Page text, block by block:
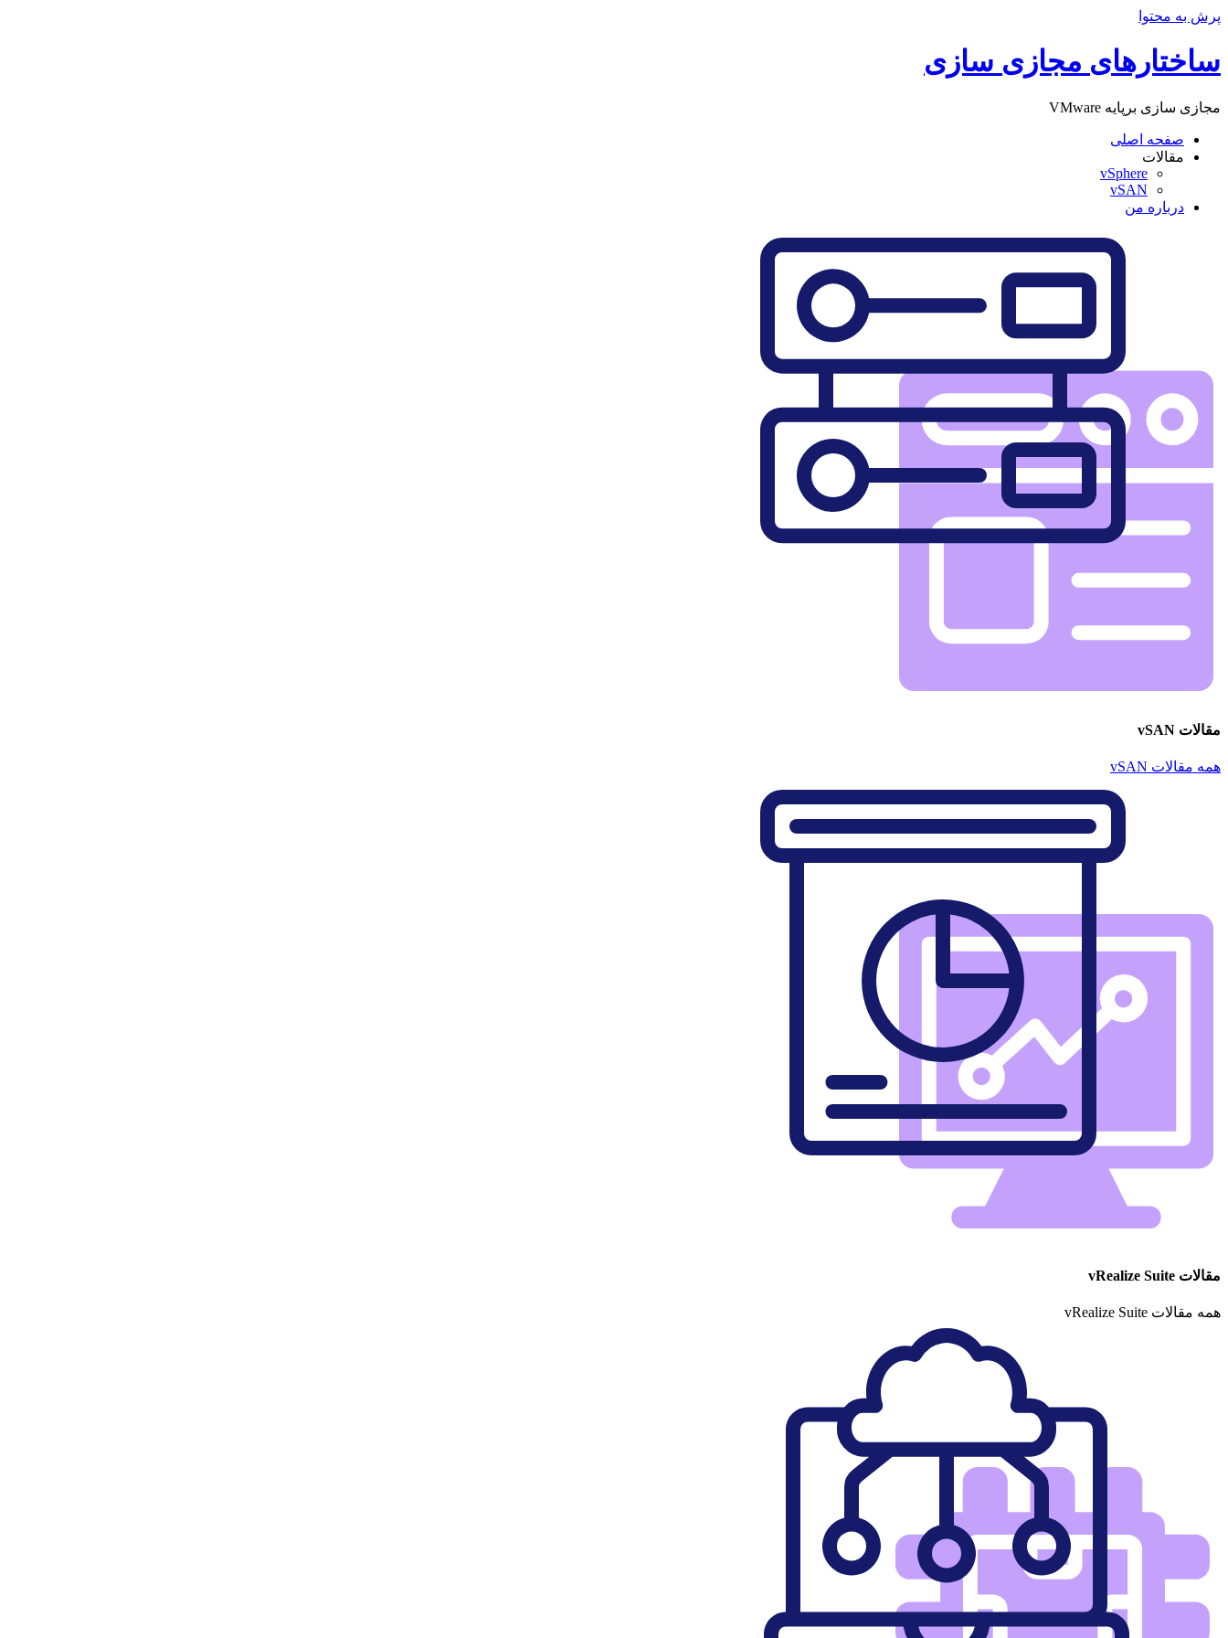
پرش به محتوا
ساختارهای مجازی سازی
مجازی سازی برپایه VMware
صفحه اصلی
مقالات
vSphere
vSAN
درباره من
مقالات vSAN
همه مقالات vSAN
مقالات vRealize Suite
همه مقالات vRealize Suite